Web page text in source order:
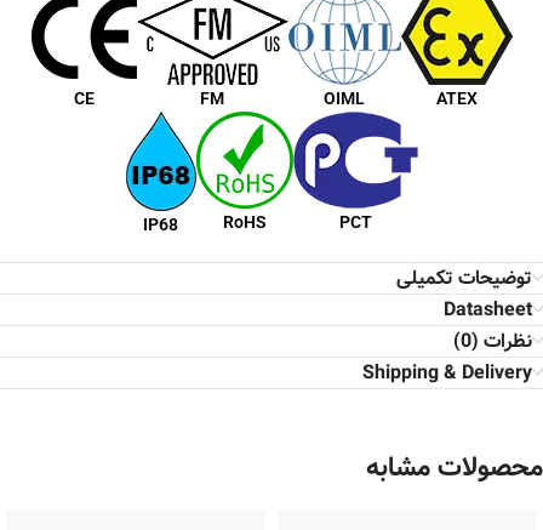
ATEX
OIML
FM
CE
PCT
RoHS
IP68
توضیحات تکمیلی
Datasheet
نظرات (0)
Shipping & Delivery
محصولات مشابه